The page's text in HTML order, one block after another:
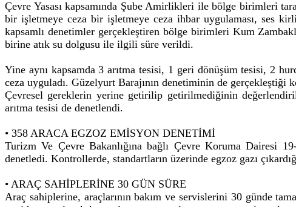
Çevre Yasası kapsamında Şube Amirlikleri ile bölge birimleri
bir işletmeye ceza bir işletmeye ceza ihbar uygulaması, ses
kapsamlı denetimler gerçekleştiren bölge birimleri Kum
birine atık su dolgusu ile ilgili süre verildi.
Yine aynı kapsamda 3 arıtma tesisi, 1 geri dönüşüm tesisi, 2
ceza uyguladı. Güzelyurt Barajının denetiminin de gerçekleştiği
Çevresel gereklerin yerine getirilip getirilmediğinin
arıtma tesisi de denetlendi.
• 358 ARACA EGZOZ EMİSYON DENETİMİ
Turizm Ve Çevre Bakanlığına bağlı Çevre Koruma Dairesi
denetledi. Kontrollerde, standartların üzerinde egzoz gazı
• ARAÇ SAHİPLERİNE 30 GÜN SÜRE
Araç sahiplerine, araçlarının bakım ve servislerini 30 günde